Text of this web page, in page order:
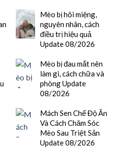
Mèo bị hôi miệng,
nguyên nhân, cách
điều trị hiệu quả
Update 08/2026
Mèo bị đau mắt nên
làm gì, cách chữa và
phòng Update
08/2026
Mách Sen Chế Độ Ăn
Và Cách Chăm Sóc
Mèo Sau Triệt Sản
Update 08/2026